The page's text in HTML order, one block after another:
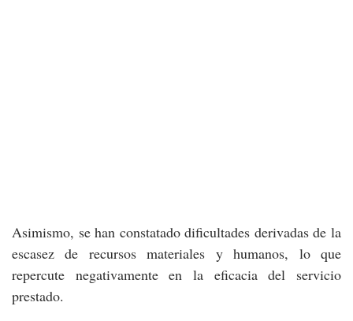
Asimismo, se han constatado dificultades derivadas de la
escasez de recursos materiales y humanos, lo que
repercute negativamente en la eficacia del servicio
prestado.